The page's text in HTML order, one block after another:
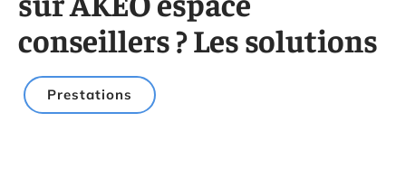
conseillers ? Les solutions
Prestations